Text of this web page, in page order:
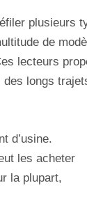
plusieurs
de
lecteurs
longs
d’usine.
les acheter
la plupart,